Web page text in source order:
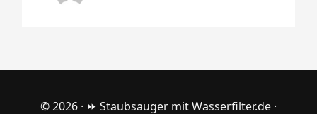
© 2026 · ⏩ Staubsauger mit Wasserfilter.de ·